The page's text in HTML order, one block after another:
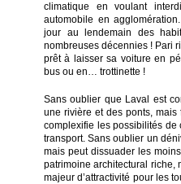
climatique en voulant
automobile en
jour au lendemain des
nombreuses décennies ! Pari
prêt à laisser sa voiture en
bus ou en… trottinette !
Sans oublier que Laval est
une rivière et des ponts,
complexifie les possibilités de
transport. Sans oublier un
mais peut dissuader les
patrimoine architectural riche,
majeur d’attractivité pour les